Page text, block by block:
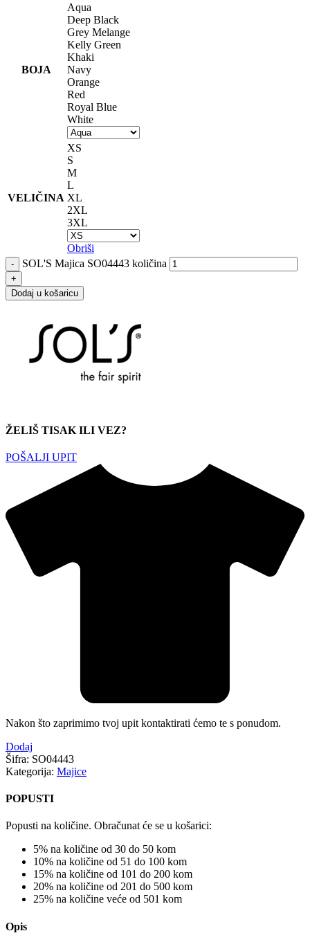
BOJA
Aqua
Deep Black
Grey Melange
Kelly Green
Khaki
Navy
Orange
Red
Royal Blue
White
VELIČINA
XS
S
M
L
XL
2XL
3XL
Obriši
SOL'S Majica SO04443 količina
Dodaj u košaricu
ŽELIŠ TISAK ILI VEZ?
POŠALJI UPIT
Nakon što zaprimimo tvoj upit kontaktirati ćemo te s ponudom.
Dodaj
Šifra: SO04443
Kategorija: Majice
POPUSTI
Popusti na količine. Obračunat će se u košarici:
5% na količine od 30 do 50 kom
10% na količine od 51 do 100 kom
15% na količine od 101 do 200 kom
20% na količine od 201 do 500 kom
25% na količine veće od 501 kom
Opis